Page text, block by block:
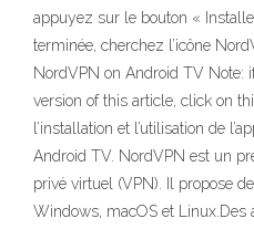
appuyez sur le bouton «
terminée, cherchez l’icône
NordVPN on Android TV Note:
version of this article, click on
l’installation et l’utilisation de
Android TV. NordVPN est un
privé virtuel (VPN). Il propose
Windows, macOS et Linux.Des